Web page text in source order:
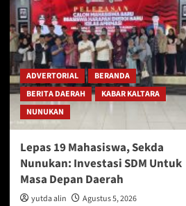
ADVERTORIAL
BERANDA
BERITA DAERAH
KABAR KALTARA
NUNUKAN
Lepas 19 Mahasiswa, Sekda
Nunukan: Investasi SDM Untuk
Masa Depan Daerah
yutda alin Agustus 5, 2026